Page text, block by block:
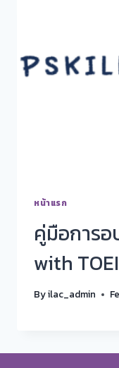
หน้าแรก
คู่มือการ
with
Byilac_admin